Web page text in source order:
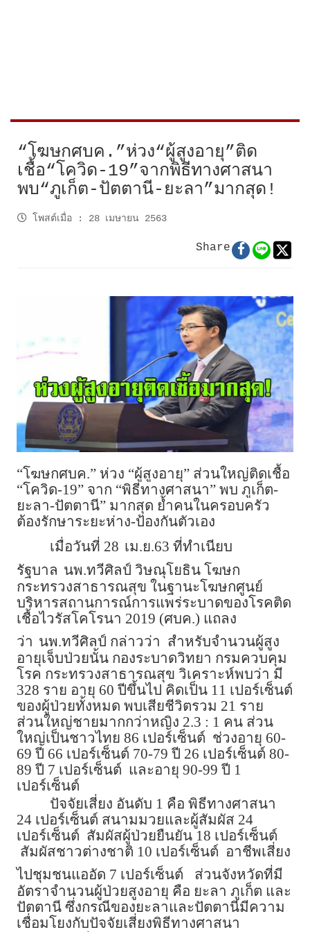
“โฆษกศบค.”ห่วง“ผู้สูงอายุ”ติด
เชื้อ“โควิด-19”จากพิธีทางศาสนา
พบ“ภูเก็ต-ปัตตานี-ยะลา”มากสุด!
โพสต์เมื่อ : 28 เมษายน 2563
Share
“โฆษกศบค.” ห่วง “ผู้สูงอายุ” ส่วนใหญ่ติดเชื้อ
“โควิด-19” จาก “พิธีทางศาสนา” พบ ภูเก็ต-
ยะลา-ปัตตานี” มากสุด ย้ำคนในครอบครัว
ต้องรักษาระยะห่าง-ป้องกันตัวเอง
เมื่อวันที่ 28 เม.ย.63 ที่ทำเนียบ
รัฐบาล นพ.ทวีศิลป์ วิษณุโยธิน โฆษก
กระทรวงสาธารณสุข ในฐานะโฆษกศูนย์
บริหารสถานการณ์การแพร่ระบาดของโรคติด
เชื้อไวรัสโคโรนา 2019 (ศบค.) แถลง
ว่า นพ.ทวีศิลป์ กล่าวว่า สำหรับจำนวนผู้สูง
อายุเจ็บป่วยนั้น กองระบาดวิทยา กรมควบคุม
โรค กระทรวงสาธารณสุข วิเคราะห์พบว่า มี
328 ราย อายุ 60 ปีขึ้นไป คิดเป็น 11 เปอร์เซ็นต์
ของผู้ป่วยทั้งหมด พบเสียชีวิตรวม 21 ราย
ส่วนใหญ่ชายมากกว่าหญิง 2.3 : 1 คน ส่วน
ใหญ่เป็นชาวไทย 86 เปอร์เซ็นต์ ช่วงอายุ 60-
69 ปี 66 เปอร์เซ็นต์ 70-79 ปี 26 เปอร์เซ็นต์ 80-
89 ปี 7 เปอร์เซ็นต์ และอายุ 90-99 ปี 1
เปอร์เซ็นต์
ปัจจัยเสี่ยง อันดับ 1 คือ พิธีทางศาสนา
24 เปอร์เซ็นต์ สนามมวยและผู้สัมผัส 24
เปอร์เซ็นต์ สัมผัสผู้ป่วยยืนยัน 18 เปอร์เซ็นต์
สัมผัสชาวต่างชาติ 10 เปอร์เซ็นต์ อาชีพเสี่ยง
ไปชุมชนแออัด 7 เปอร์เซ็นต์
ส่วนจังหวัดที่มี
อัตราจำนวนผู้ป่วยสูงอายุ คือ ยะลา ภูเก็ต และ
ปัตตานี ซึ่งกรณีของยะลาและปัตตานีมีความ
เชื่อมโยงกับปัจจัยเสี่ยงพิธีทางศาสนา